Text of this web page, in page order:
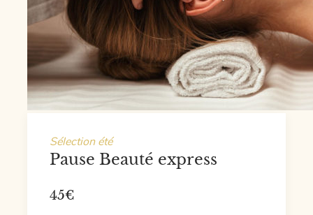
Sélection été
Pause Beauté express
45€